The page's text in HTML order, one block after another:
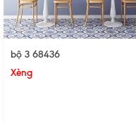
bộ 3 68436
Xèng